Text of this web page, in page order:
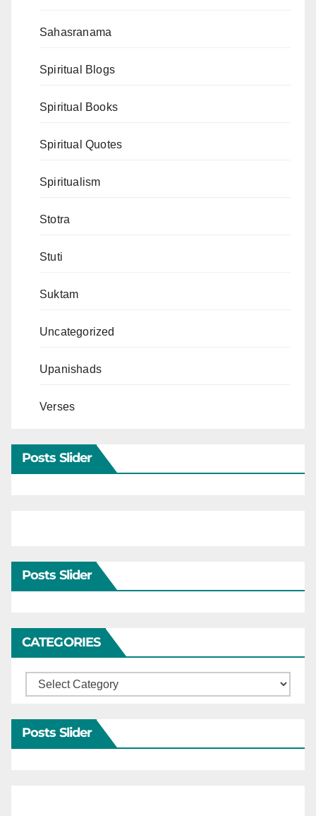
Sahasranama
Spiritual Blogs
Spiritual Books
Spiritual Quotes
Spiritualism
Stotra
Stuti
Suktam
Uncategorized
Upanishads
Verses
Posts Slider
Posts Slider
CATEGORIES
Categories
Posts Slider